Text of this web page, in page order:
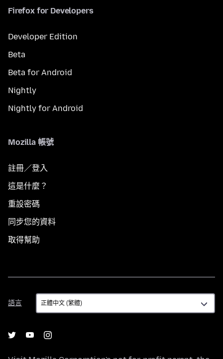
Firefox for Developers
Developer Edition
Beta
Beta for Android
Nightly
Nightly for Android
Mozilla 帳號
註冊／登入
這是什麼？
重設密碼
同步您的資料
取得幫助
語言
語
言